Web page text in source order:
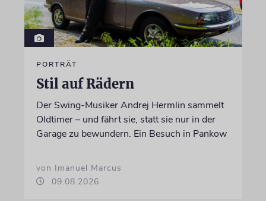
PORTRÄT
Stil auf Rädern
Der Swing-Musiker Andrej Hermlin sammelt
Oldtimer – und fährt sie, statt sie nur in der
Garage zu bewundern. Ein Besuch in Pankow
von Imanuel Marcus
09.08.2026